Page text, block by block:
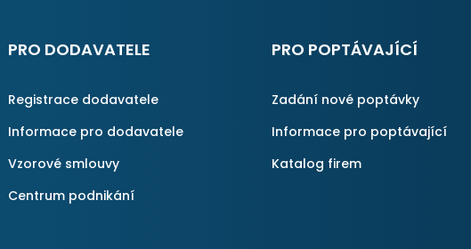
PRO DODAVATELE
Registrace dodavatele
Informace pro dodavatele
Vzorové smlouvy
Centrum podnikání
PRO POPTÁVAJÍCÍ
Zadání nové poptávky
Informace pro poptávající
Katalog firem